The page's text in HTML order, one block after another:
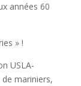
années 60
» !
USLA-
mariniers,